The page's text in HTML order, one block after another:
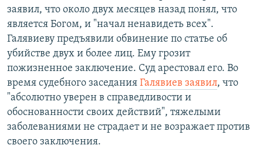
заявил, что около двух месяцев назад понял, что
является Богом, и "начал ненавидеть всех".
Галявиеву предъявили обвинение по статье об
убийстве двух и более лиц. Ему грозит
пожизненное заключение. Суд арестовал его. Во
время судебного заседания Галявиев заявил, что
"абсолютно уверен в справедливости и
обоснованности своих действий", тяжелыми
заболеваниями не страдает и не возражает против
своего заключения.